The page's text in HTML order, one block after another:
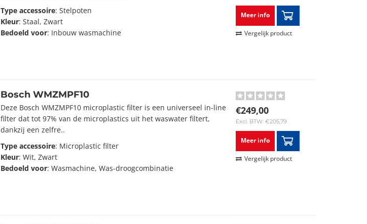
Type accessoire: Stelpoten
Kleur: Staal, Zwart
Bedoeld voor: Inbouw wasmachine
Meer info
Vergelijk product
Bosch WMZMPF10
Deze Bosch WMZMPF10 microplastic filter is een universeel in-line
filter dat tot 97% van de microplastics uit het waswater filtert,
dankzij een zelfre..
Type accessoire: Microplastic filter
Kleur: Wit, Zwart
Bedoeld voor: Wasmachine, Was-droogcombinatie
€249,00
Excl. BTW: €205,79
Meer info
Vergelijk product